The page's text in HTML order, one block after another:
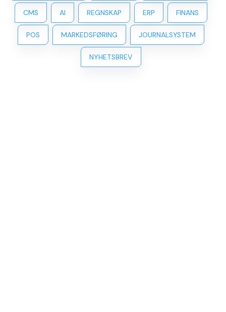
CMS AI REGNSKAP ERP FINANS
POS MARKEDSFØRING JOURNALSYSTEM
NYHETSBREV